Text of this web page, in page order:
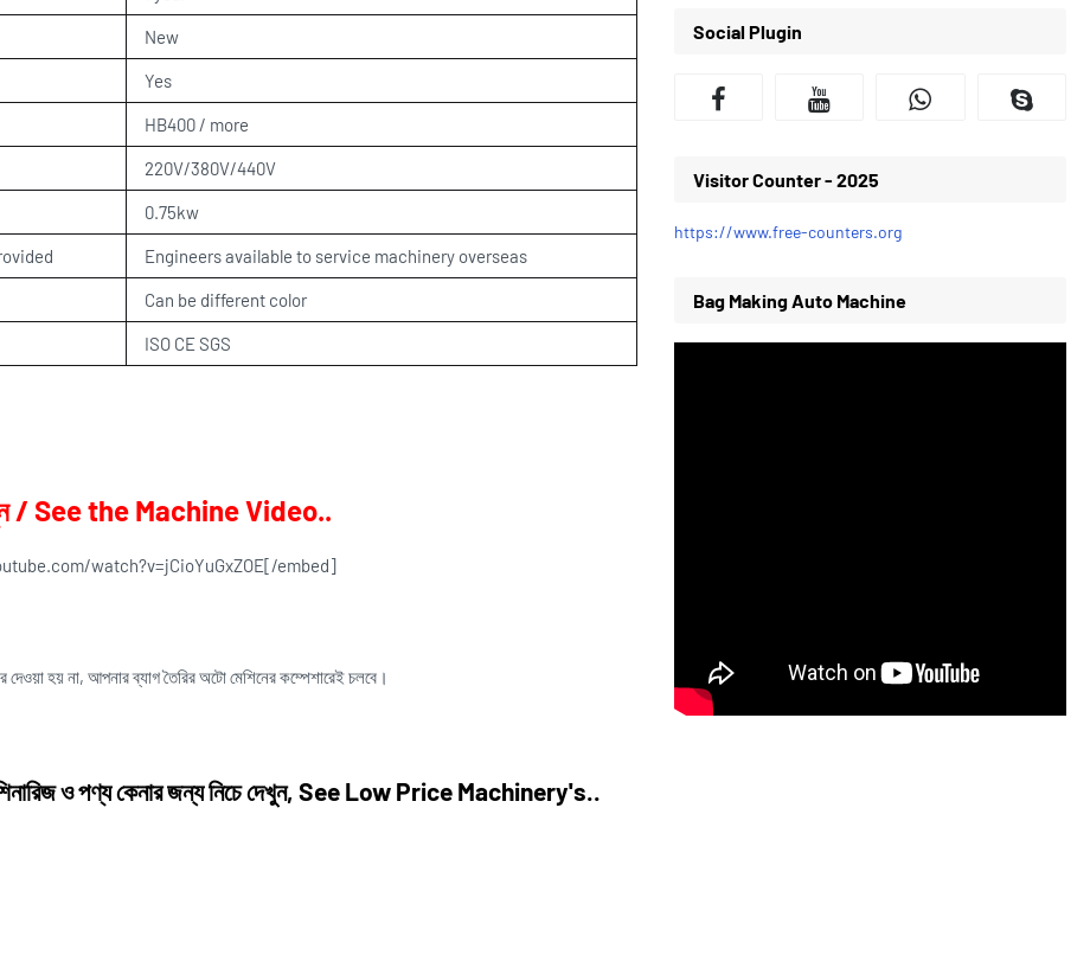
New
Yes
HB400 / more
220V/380V/440V
0.75kw
Engineers available to service machinery overseas
Can be different color
ISO CE SGS
/ See the Machine Video..
watch?v=jCioYuGxZOE[/embed]
দেওয়া হয় না, আপনার ব্যাগ তৈরির অটো মেশিনের কম্পেশারেই চলবে।
ও পণ্য কেনার জন্য নিচে দেখুন, See Low Price Machinery's..
Social Plugin
Visitor Counter - 2025
https://www.free-counters.org
Bag Making Auto Machine